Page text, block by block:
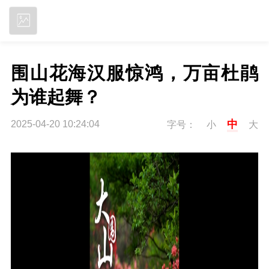
围山花海汉服惊鸿，万亩杜鹃
为谁起舞？
2025-04-20 10:24:04 字号： 小 中 大